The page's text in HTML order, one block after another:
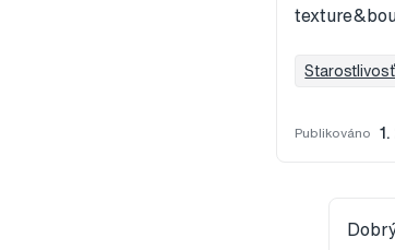
Publikováno